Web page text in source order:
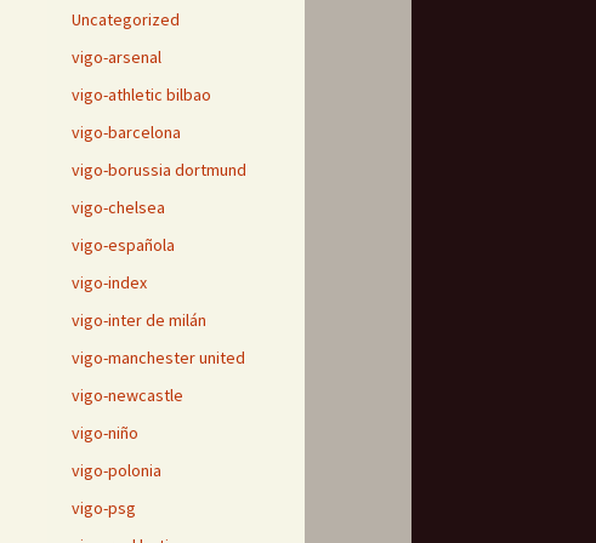
Uncategorized
vigo-arsenal
vigo-athletic bilbao
vigo-barcelona
vigo-borussia dortmund
vigo-chelsea
vigo-española
vigo-index
vigo-inter de milán
vigo-manchester united
vigo-newcastle
vigo-niño
vigo-polonia
vigo-psg